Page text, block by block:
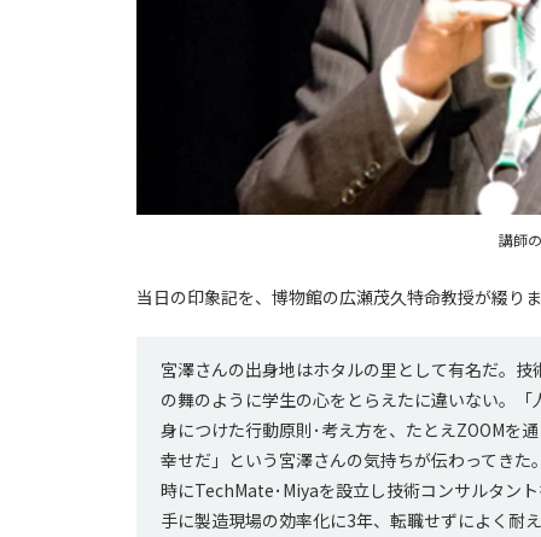
講師
当日の印象記を、博物館の広瀬茂久特命教授が綴り
宮澤さんの出身地はホタルの里として有名だ。
の舞のように学生の心をとらえたに違いない。
身につけた行動原則･考え方を、たとえZOOMを
幸せだ」という宮澤さんの気持ちが伝わってき
時にTechMate･Miyaを設立し技術コンサルタン
手に製造現場の効率化に3年、転職せずによく耐